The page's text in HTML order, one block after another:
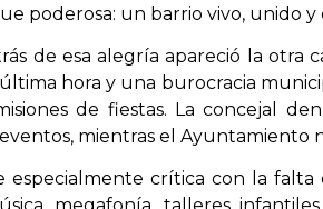
poderosa: un barrio vivo, unido y
de esa alegría apareció la otra
última hora y una burocracia
de fiestas. La concejal
mientras el Ayuntamiento
especialmente crítica con la